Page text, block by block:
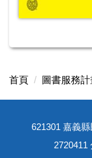
首頁 圖書服務
621301 嘉義
2720411